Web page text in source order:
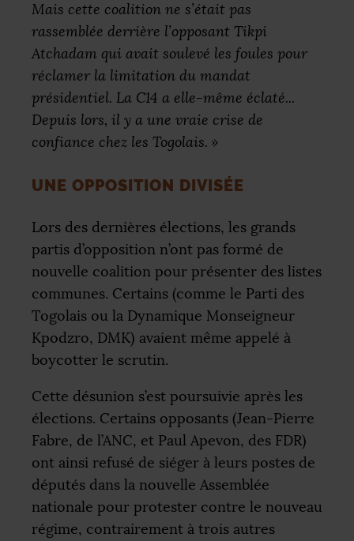
Mais cette coalition ne s’était pas
rassemblée derrière l’opposant Tikpi
Atchadam qui avait soulevé les foules pour
réclamer la limitation du mandat
présidentiel. La C14 a elle-même éclaté...
Depuis lors, il y a une vraie crise de
confiance chez les Togolais. »
UNE OPPOSITION DIVISÉE
Lors des dernières élections, les grands
partis d’opposition n’ont pas formé de
nouvelle coalition pour présenter des listes
communes. Certains (comme le Parti des
Togolais ou la Dynamique Monseigneur
Kpodzro, DMK) avaient même appelé à
boycotter le scrutin.
Cette désunion s’est poursuivie après les
élections. Certains opposants (Jean-Pierre
Fabre, de l’ANC, et Paul Apevon, des FDR)
ont ainsi refusé de siéger à leurs postes de
députés dans la nouvelle Assemblée
nationale pour protester contre le nouveau
régime, contrairement à trois autres